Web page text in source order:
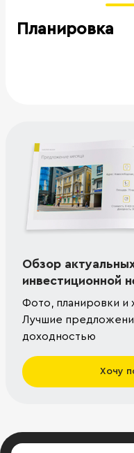
Планировка
Обзор
инвестиционной
Фото, планировки и
Лучшие
доходностью
Хочу